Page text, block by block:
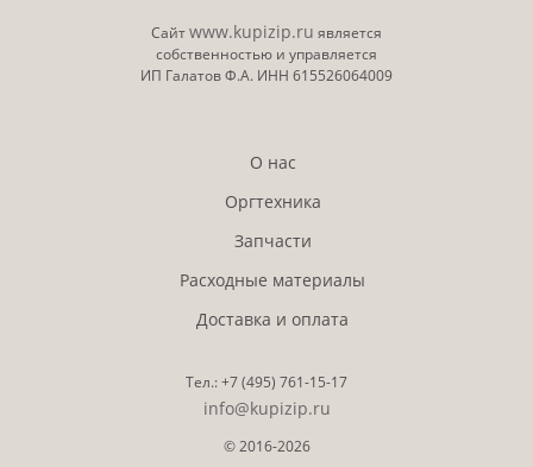
Сайтwww.kupizip.ru является
собственностью и управляется
ИП Галатов Ф.А. ИНН 615526064009
О нас
Оргтехника
Запчасти
Расходные материалы
Доставка и оплата
Тел.:+7 (495) 761-15-17
info@kupizip.ru
© 2016-2026